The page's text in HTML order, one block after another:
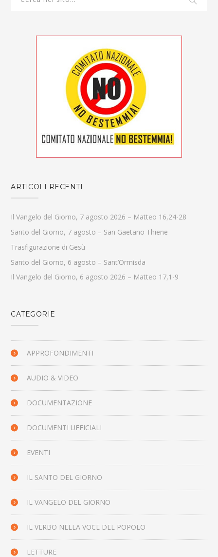
ARTICOLI RECENTI
Il Vangelo del Giorno, 7 agosto 2026 – Matteo 16,24-28
Santo del Giorno, 7 agosto – San Gaetano Thiene
Trasfigurazione di Gesù
Santo del Giorno, 6 agosto – Sant’Ormisda
Il Vangelo del Giorno, 6 agosto 2026 – Matteo 17,1-9
CATEGORIE
APPROFONDIMENTI
AUDIO & VIDEO
DOCUMENTAZIONE
DOCUMENTI UFFICIALI
EVENTI
IL SANTO DEL GIORNO
IL VANGELO DEL GIORNO
IL VERBO NELLA VOCE DEL POPOLO
LETTURE